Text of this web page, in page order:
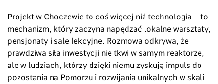
Projekt w Choczewie to coś więcej niż technologia – to
mechanizm, który zaczyna napędzać lokalne warsztaty,
pensjonaty i sale lekcyjne. Rozmowa odkrywa, że
prawdziwa siła inwestycji nie tkwi w samym reaktorze,
ale w ludziach, którzy dzięki niemu zyskują impuls do
pozostania na Pomorzu i rozwijania unikalnych w skali